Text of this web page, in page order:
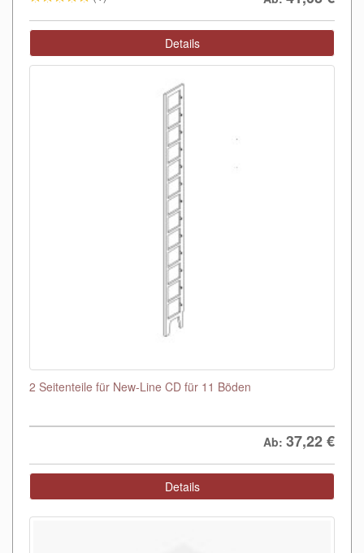
Details
2 Seitenteile für New-Line CD für 11 Böden
Ab: 37,22€
Details